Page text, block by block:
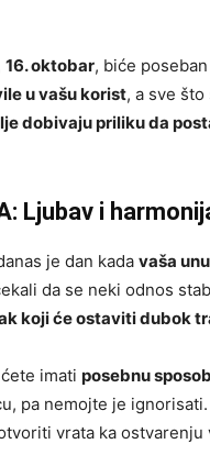
16. oktobar, biće
u vašu korist, a sve
dobivaju priliku da
Ljubav i
je dan kada vaša
da se neki odnos
koji će ostaviti dubok
imati posebnu
pa nemojte je
vrata ka ostvarenju